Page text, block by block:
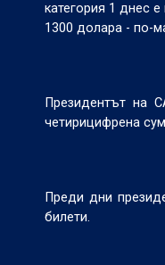
категория 1 днес
1300 долара - по-
Президентът на
четирицифрена
Преди дни
билети.